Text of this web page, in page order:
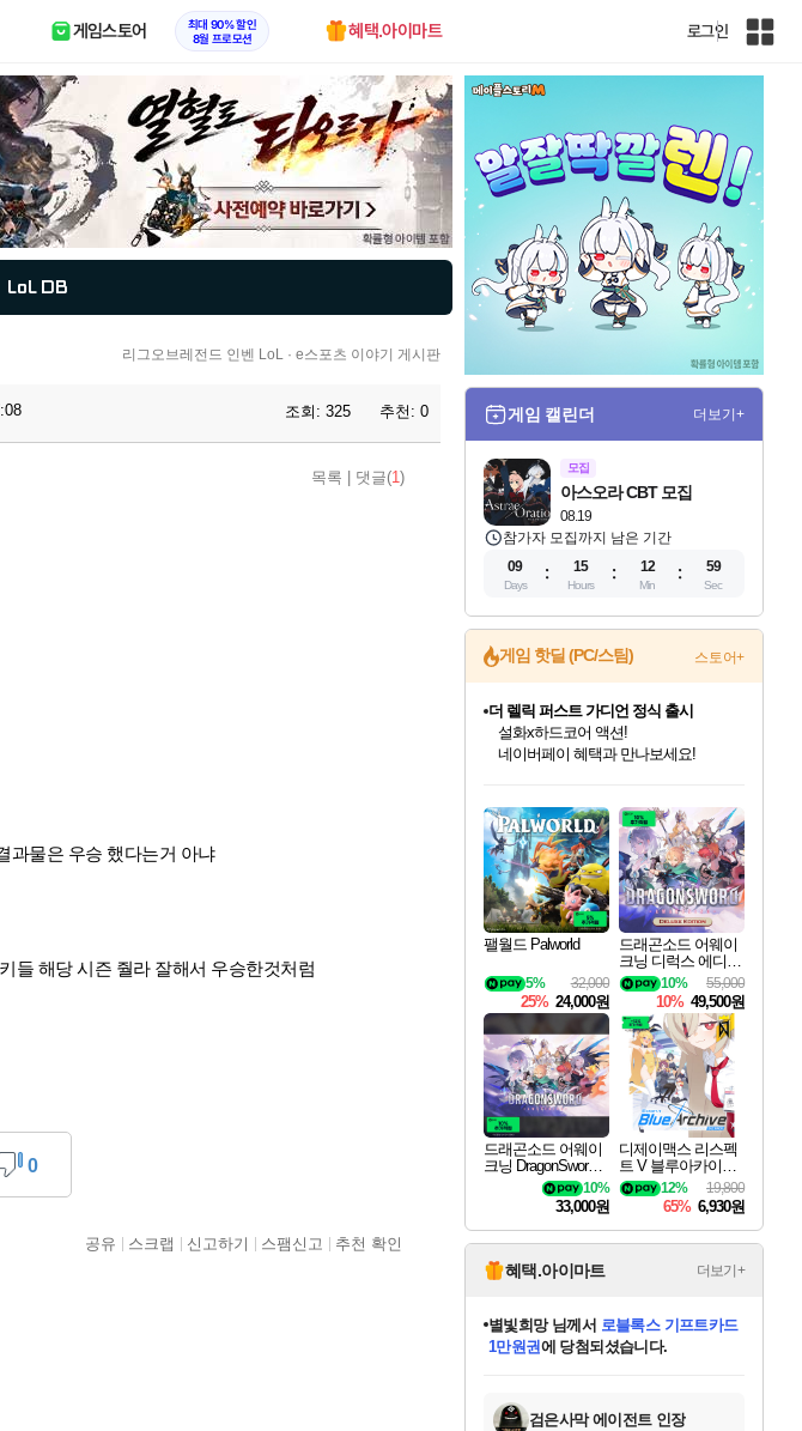
게임스토어
최대 90% 할인
8월 프로모션
혜택.아이마트 로그인
인
트
LoL DB
리그오브레전드 인벤 LoL · e스포츠 이야기 게시판
조회: 325 추천: 0
목록 댓글(1)
과물은 우승 했다는거 아냐
들 해당 시즌 줠라 잘해서 우승한것처럼
0
공유 스크랩 신고하기 스팸신고 추천 확인
게임 캘린더 더보기+
모집
08.19
아스오라 CBT 모집
참가자 모집까지 남은 기간
09
Days
15
Hours
12
Min
58
Sec
게임 핫딜 (PC/스팀) 스토어+
최대 90% 할인가를 만나보세요!
네이버혜택과 함께 만나보세요!
50%할인&추가 적립까지!
네이버 포인트 혜택까지!
이니&베니 혜택까지!
네이버 혜택가와 함께 예약하세요!
할인&네이버혜택으로 만나보세요!
더 렐릭 퍼스트 가디언 정식 출시
네이버페이 혜택과 만나보세요!
베데스다 40주년 기념 할인 중!
베데스다의 명작들을
할인가에 만나보세요!
일부 에디션 상시 할인!
혜택으로 예약 판매 중
편안하게 충전하세요
팰월드 Palworld
32,000
5%
25% 24,000원
드래곤소드 어웨이
크닝 디럭스 에디션
DragonSword Awake
ning Deluxe Edition
55,000
10%
10% 49,500원
드래곤소드 어웨이
크닝 DragonSword A
10%
33,000원
디제이맥스 리스펙
트 V 블루아카이브
팩 DJMAX RESPE
CT V Blue Archive P
ack DLC
19,800
12%
65% 6,930원
혜택.아이마트 더보기+
교환.
당첨되셨습니다.
당첨되셨습니다.
당첨되셨습니다.
별빛희망님께서 로블록스 기프트카드
1만원권에 당첨되셨습니다.
당첨되셨습니다.
당첨되셨습니다.
당첨되셨습니다.
당첨되셨습니다.
에디션 (스팀코드)를 교환.
당첨되셨습니다.
검은사막 에이전트 인장